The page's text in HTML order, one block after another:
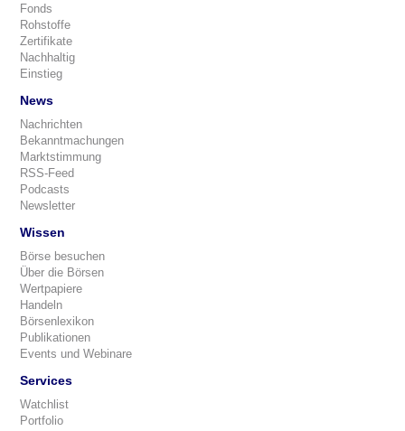
Fonds
Rohstoffe
Zertifikate
Nachhaltig
Einstieg
News
Nachrichten
Bekanntmachungen
Marktstimmung
RSS-Feed
Podcasts
Newsletter
Wissen
Börse besuchen
Über die Börsen
Wertpapiere
Handeln
Börsenlexikon
Publikationen
Events und Webinare
Services
Watchlist
Portfolio